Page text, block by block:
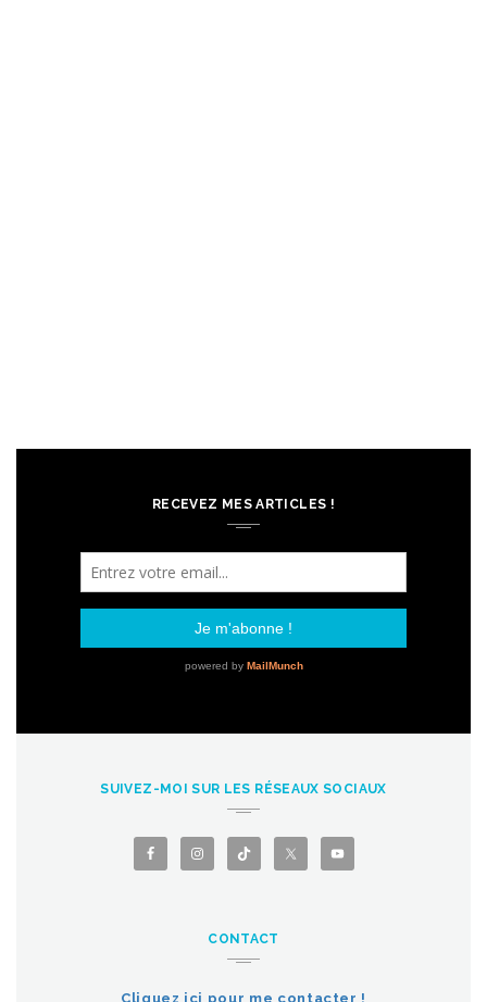
RECEVEZ MES ARTICLES !
SUIVEZ-MOI SUR LES RÉSEAUX SOCIAUX
CONTACT
Cliquez ici pour me contacter !